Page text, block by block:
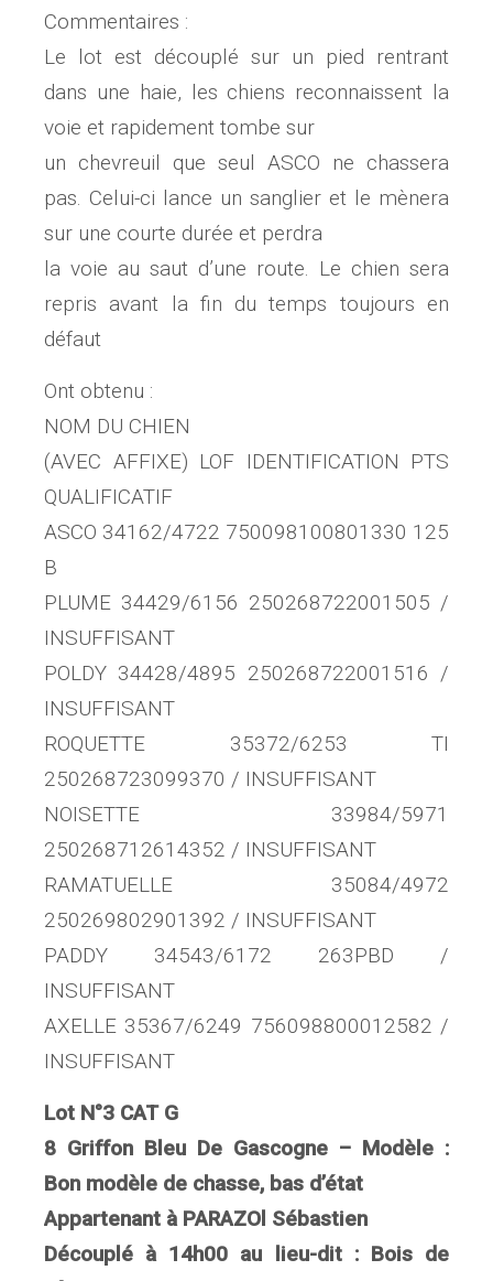
Commentaires :
Le lot est découplé sur un pied rentrant
dans une haie, les chiens reconnaissent la
voie et rapidement tombe sur
un chevreuil que seul ASCO ne chassera
pas. Celui-ci lance un sanglier et le mènera
sur une courte durée et perdra
la voie au saut d’une route. Le chien sera
repris avant la fin du temps toujours en
défaut
Ont obtenu :
NOM DU CHIEN
(AVEC AFFIXE) LOF IDENTIFICATION PTS
QUALIFICATIF
ASCO 34162/4722 750098100801330 125
B
PLUME 34429/6156 250268722001505 /
INSUFFISANT
POLDY 34428/4895 250268722001516 /
INSUFFISANT
ROQUETTE 35372/6253 TI
250268723099370 / INSUFFISANT
NOISETTE 33984/5971
250268712614352 / INSUFFISANT
RAMATUELLE 35084/4972
250269802901392 / INSUFFISANT
PADDY 34543/6172 263PBD /
INSUFFISANT
AXELLE 35367/6249 756098800012582 /
INSUFFISANT
Lot N°3 CAT G
8 Griffon Bleu De Gascogne – Modèle :
Bon modèle de chasse, bas d’état
Appartenant à PARAZOl Sébastien
Découplé à 14h00 au lieu-dit : Bois de